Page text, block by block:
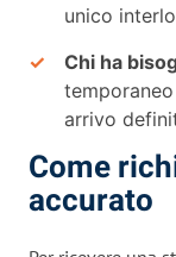
unico
Chi ha
arrivo
Come
accurato